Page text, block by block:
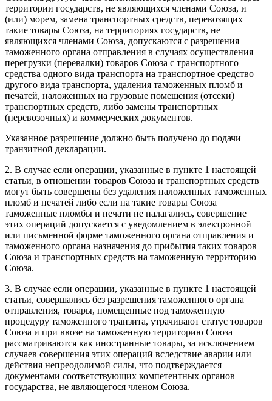
территории государств, не являющихся членами Союза, и
(или) морем, замена транспортных средств, перевозящих
такие товары Союза, на территориях государств, не
являющихся членами Союза, допускаются с разрешения
таможенного органа отправления в случаях осуществления
перегрузки (перевалки) товаров Союза с транспортного
средства одного вида транспорта на транспортное средство
другого вида транспорта, удаления таможенных пломб и
печатей, наложенных на грузовые помещения (отсеки)
транспортных средств, либо замены транспортных
(перевозочных) и коммерческих документов.
Указанное разрешение должно быть получено до подачи
транзитной декларации.
2. В случае если операции, указанные в пункте 1 настоящей
статьи, в отношении товаров Союза и транспортных средств
могут быть совершены без удаления наложенных таможенных
пломб и печатей либо если на такие товары Союза
таможенные пломбы и печати не налагались, совершение
этих операций допускается с уведомлением в электронной
или письменной форме таможенного органа отправления и
таможенного органа назначения до прибытия таких товаров
Союза и транспортных средств на таможенную территорию
Союза.
3. В случае если операции, указанные в пункте 1 настоящей
статьи, совершались без разрешения таможенного органа
отправления, товары, помещенные под таможенную
процедуру таможенного транзита, утрачивают статус товаров
Союза и при ввозе на таможенную территорию Союза
рассматриваются как иностранные товары, за исключением
случаев совершения этих операций вследствие аварии или
действия непреодолимой силы, что подтверждается
документами соответствующих компетентных органов
государства, не являющегося членом Союза.